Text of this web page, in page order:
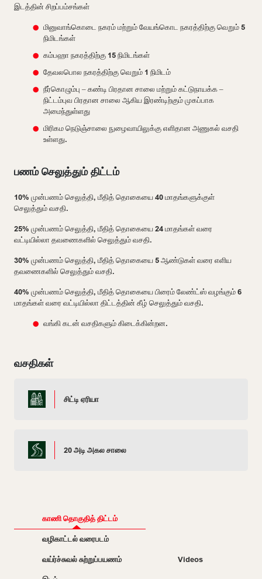
இடத்தின் சிறப்பம்சங்கள்
மினுவாங்கொடை நகரம் மற்றும் வேயங்கொட நகரத்திற்கு வெறும் 5
நிமிடங்கள்
கம்பஹா நகரத்திற்கு 15 நிமிடங்கள்
தேவலபொல நகரத்திற்கு வெறும் 1 நிமிடம்
நீர்கொழும்பு – கண்டி பிரதான சாலை மற்றும் கட்டுநாயக்க –
நிட்டம்புவ பிரதான சாலை ஆகிய இரண்டிற்கும் முகப்பாக
அமைந்துள்ளது
மிரிகம நெடுஞ்சாலை நுழைவாயிலுக்கு எளிதான அணுகல் வசதி
உள்ளது.
பணம் செலுத்தும் திட்டம்
10% முன்பணம் செலுத்தி, மீதித் தொகையை 40 மாதங்களுக்குள்
செலுத்தும் வசதி.
25% முன்பணம் செலுத்தி, மீதித் தொகையை 24 மாதங்கள் வரை
வட்டியில்லா தவணைகளில் செலுத்தும் வசதி.
30% முன்பணம் செலுத்தி, மீதித் தொகையை 5 ஆண்டுகள் வரை எளிய
தவணைகளில் செலுத்தும் வசதி.
40% முன்பணம் செலுத்தி, மீதித் தொகையை பிரைம் லேண்ட்ஸ் வழங்கும் 6
மாதங்கள் வரை வட்டியில்லா திட்டத்தின் கீழ் செலுத்தும் வசதி.
வங்கி கடன் வசதிகளும் கிடைக்கின்றன.
வசதிகள்
சிட்டி ஏரியா
20 அடி அகல சாலை
காணி தொகுதித் திட்டம்
வழிகாட்டல் வரைபடம்
வய்ர்ச்சுவல் சுற்றுப்பயணம்
Videos